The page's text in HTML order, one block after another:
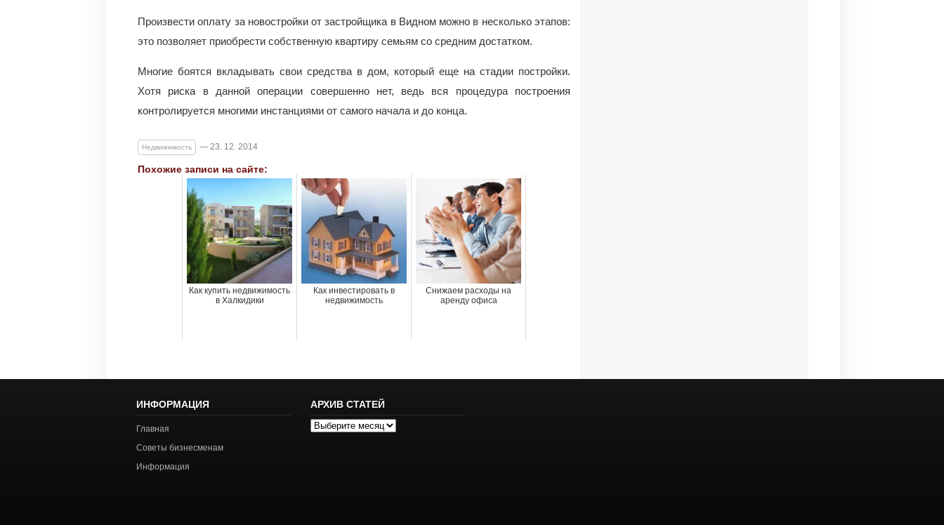
Произвести оплату за новостройки от застройщика в Видном можно в несколько этапов:
это позволяет приобрести собственную квартиру семьям со средним достатком.
Многие боятся вкладывать свои средства в дом, который еще на стадии постройки.
Хотя риска в данной операции совершенно нет, ведь вся процедура построения
контролируется многими инстанциями от самого начала и до конца.
Недвижимость — 23. 12. 2014
Похожие записи на сайте:
Как купить недвижимость
в Халкидики
Как инвестировать в
недвижимость
Снижаем расходы на
аренду офиса
ИНФОРМАЦИЯ
Главная
Советы бизнесменам
Информация
АРХИВ СТАТЕЙ
Архив